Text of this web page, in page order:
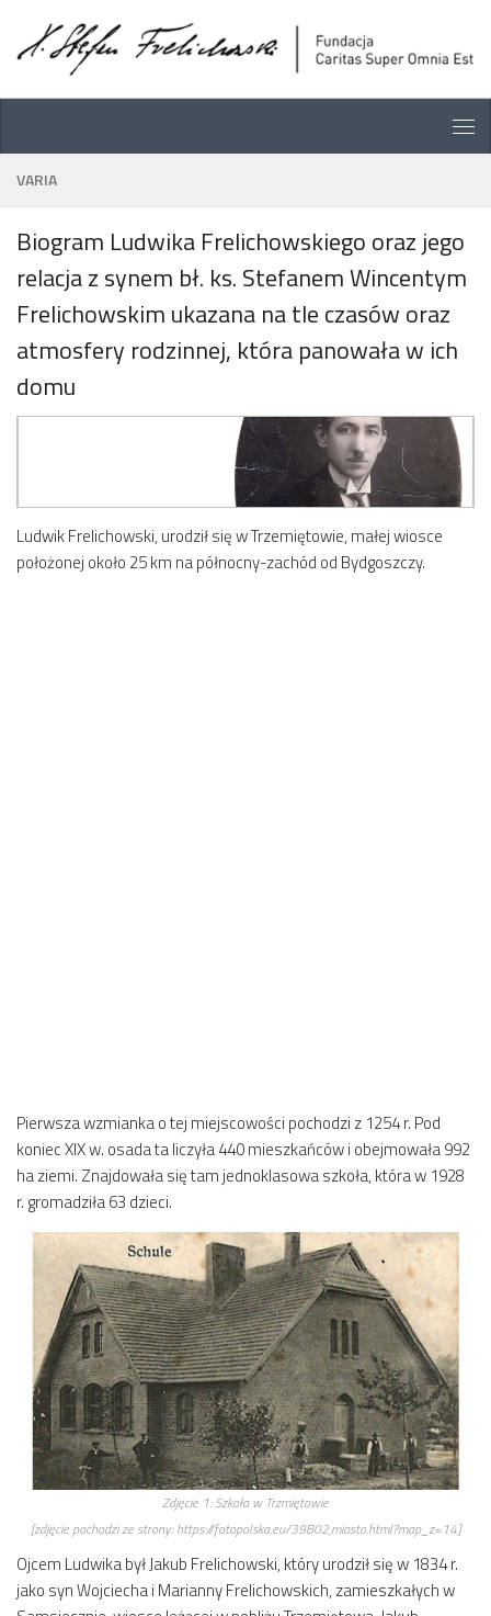
Content
navigation
Przejdź do treści
VARIA
Biogram Ludwika Frelichowskiego oraz jego
relacja z synem bł. ks. Stefanem Wincentym
Frelichowskim ukazana na tle czasów oraz
atmosfery rodzinnej, która panowała w ich
domu
Ludwik Frelichowski, urodził się w Trzemiętowie, małej wiosce
położonej około 25 km na północny-zachód od Bydgoszczy.
Pierwsza wzmianka o tej miejscowości pochodzi z 1254 r. Pod
koniec XIX w. osada ta liczyła 440 mieszkańców i obejmowała 992
ha ziemi. Znajdowała się tam jednoklasowa szkoła, która w 1928
r. gromadziła 63 dzieci.
Zdjęcie 1:Szkoła w Trzmiętowie
[zdjęcie pochodzi ze strony: https://fotopolska.eu/39802,miasto.html?map_z=14]
Ojcem Ludwika był Jakub Frelichowski, który urodził się w 1834 r.
jako syn Wojciecha i Marianny Frelichowskich, zamieszkałych w